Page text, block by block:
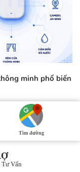
minh phổ biến
Tìm đường
Tư Vấn